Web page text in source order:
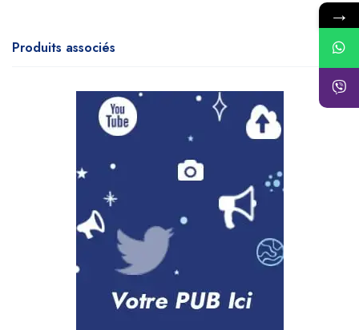
Produits associés
→